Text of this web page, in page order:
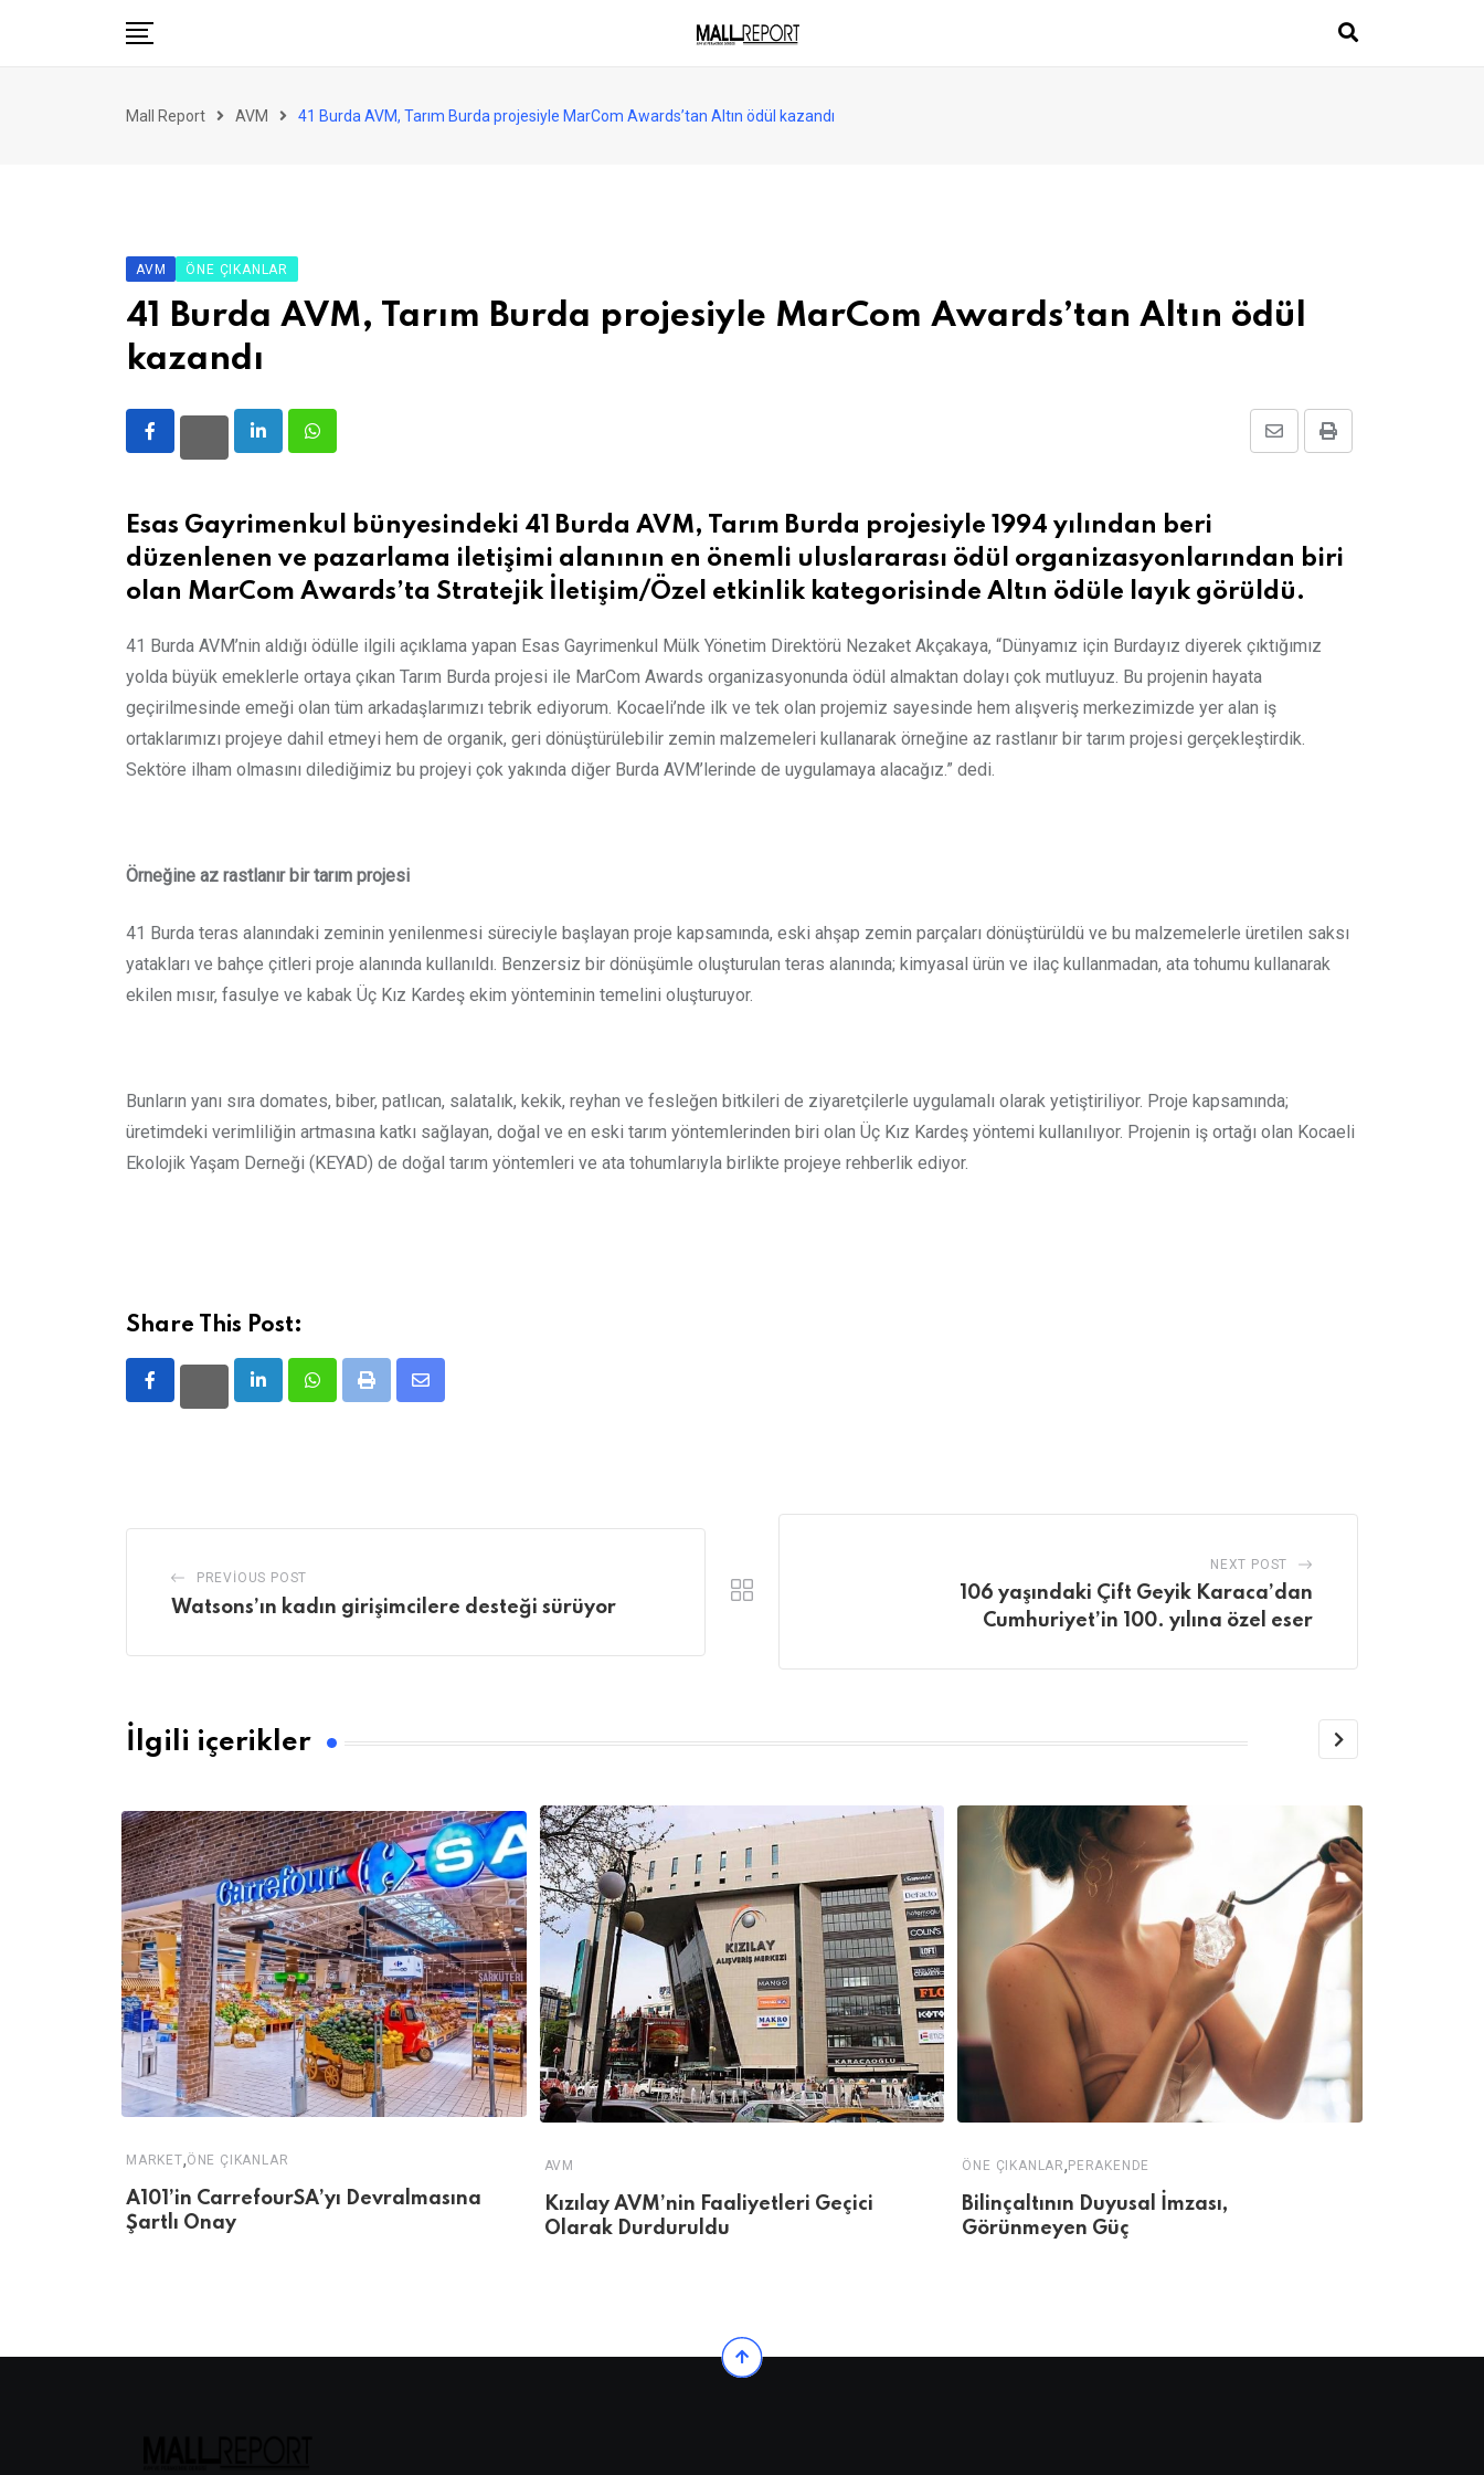
Perakende
Enerji
Haber
Gündem
Atamalar
Mall Report AVM 41 Burda AVM, Tarım Burda projesiyle MarCom Awards’tan Altın ödül kazandı
AVM ÖNE ÇIKANLAR
41 Burda AVM, Tarım Burda projesiyle MarCom Awards’tan Altın ödül
kazandı
LinkedInWhatsapp Print
Share
Esas Gayrimenkul bünyesindeki 41 Burda AVM, Tarım Burda projesiyle 1994 yılından beri
düzenlenen ve pazarlama iletişimi alanının en önemli uluslararası ödül organizasyonlarından biri
olan MarCom Awards’ta Stratejik İletişim/Özel etkinlik kategorisinde Altın ödüle layık görüldü.
41 Burda AVM’nin aldığı ödülle ilgili açıklama yapan Esas Gayrimenkul Mülk Yönetim Direktörü Nezaket Akçakaya, “Dünyamız için Burdayız diyerek çıktığımız
yolda büyük emeklerle ortaya çıkan Tarım Burda projesi ile MarCom Awards organizasyonunda ödül almaktan dolayı çok mutluyuz. Bu projenin hayata
geçirilmesinde emeği olan tüm arkadaşlarımızı tebrik ediyorum. Kocaeli’nde ilk ve tek olan projemiz sayesinde hem alışveriş merkezimizde yer alan iş
ortaklarımızı projeye dahil etmeyi hem de organik, geri dönüştürülebilir zemin malzemeleri kullanarak örneğine az rastlanır bir tarım projesi gerçekleştirdik.
Sektöre ilham olmasını dilediğimiz bu projeyi çok yakında diğer Burda AVM’lerinde de uygulamaya alacağız.” dedi.
Örneğine az rastlanır bir tarım projesi
41 Burda teras alanındaki zeminin yenilenmesi süreciyle başlayan proje kapsamında, eski ahşap zemin parçaları dönüştürüldü ve bu malzemelerle üretilen saksı
yatakları ve bahçe çitleri proje alanında kullanıldı. Benzersiz bir dönüşümle oluşturulan teras alanında; kimyasal ürün ve ilaç kullanmadan, ata tohumu kullanarak
ekilen mısır, fasulye ve kabak Üç Kız Kardeş ekim yönteminin temelini oluşturuyor.
Bunların yanı sıra domates, biber, patlıcan, salatalık, kekik, reyhan ve fesleğen bitkileri de ziyaretçilerle uygulamalı olarak yetiştiriliyor. Proje kapsamında;
üretimdeki verimliliğin artmasına katkı sağlayan, doğal ve en eski tarım yöntemlerinden biri olan Üç Kız Kardeş yöntemi kullanılıyor. Projenin iş ortağı olan Kocaeli
Ekolojik Yaşam Derneği (KEYAD) de doğal tarım yöntemleri ve ata tohumlarıyla birlikte projeye rehberlik ediyor.
Share This Post:
LinkedInWhatsappPrint
Share
PREVIOUS POST
Watsons’ın kadın girişimcilere desteği sürüyor
NEXT POST
106 yaşındaki Çift Geyik Karaca’dan
Cumhuriyet’in 100. yılına özel eser
İlgili içerikler
MARKET,ÖNE ÇIKANLAR
A101’in CarrefourSA’yı Devralmasına
Şartlı Onay
AVM
Kızılay AVM’nin Faaliyetleri Geçici
Olarak Durduruldu
ÖNE ÇIKANLAR, PERAKENDE
Bilinçaltının Duyusal İmzası,
Görünmeyen Güç